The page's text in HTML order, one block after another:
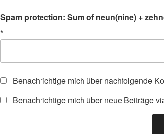
Spam protection: Sum of neun(nine) +
*
Benachrichtige mich über nachfolgende
Benachrichtige mich über neue Beiträge